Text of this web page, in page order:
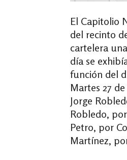
El Capitolio
del recinto
cartelera
día se
función del
Martes 27
Jorge
Robledo,
Petro, por
Martínez,